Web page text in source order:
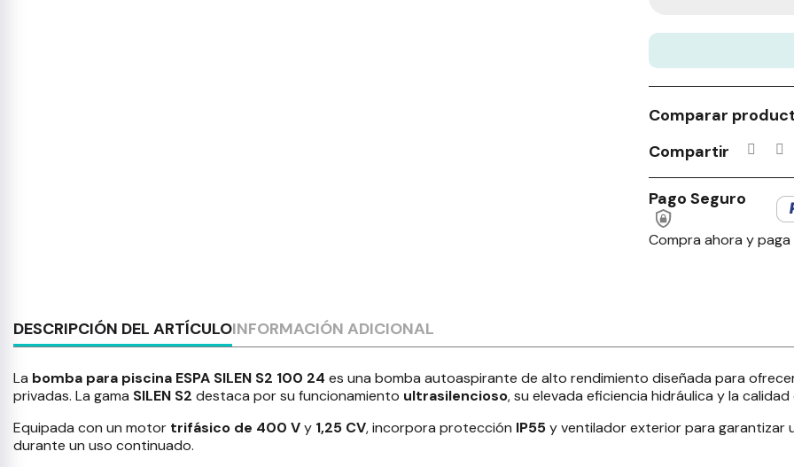
Comparar
Compartir
Pago Seguro
Compra ahora y
DESCRIPCIÓN DEL ARTÍCULOINFORMACIÓN ADICIONAL
La bomba para piscina ESPA SILEN S2 100 24 es una bomba autoaspirante de alto rendimiento diseñada para
privadas. La gama SILEN S2 destaca por su funcionamiento ultrasilencioso, su elevada eficiencia hidráulica y la
Equipada con un motor trifásico de 400 Vy 1,25 CV, incorpora protección IP55y ventilador exterior para garantizar
durante un uso continuado.